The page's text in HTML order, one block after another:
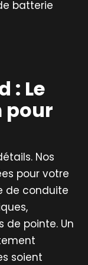
batterie
: Le
pour
Nos
pour votre
de conduite
de pointe. Un
soient